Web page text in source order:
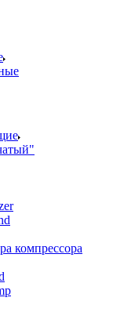
компрессора